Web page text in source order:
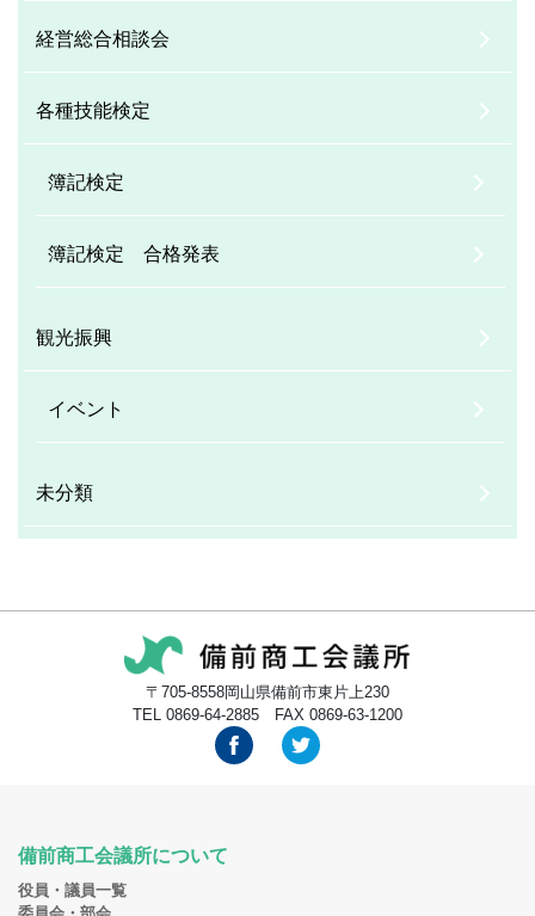
経営総合相談会
各種技能検定
簿記検定
簿記検定 合格発表
観光振興
イベント
未分類
〒705-8558岡山県備前市東片上230
TEL 0869-64-2885 FAX 0869-63-1200
備前商工会議所について
役員・議員一覧